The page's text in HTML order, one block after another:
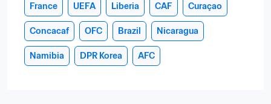
France UEFA Liberia CAF Curaçao
Concacaf OFC Brazil Nicaragua
Namibia DPR Korea AFC